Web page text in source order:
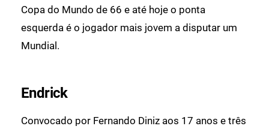
Copa do Mundo de 66 e até hoje o ponta
esquerda é o jogador mais jovem a disputar um
Mundial.
Endrick
Convocado por Fernando Diniz aos 17 anos e três